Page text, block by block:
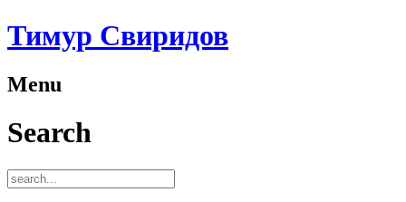
Тимур Свиридов
Menu
Search